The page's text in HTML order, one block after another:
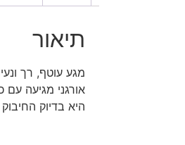
תיאור
מגע עוטף, רך
אורגני מגיעה עם
היא בדיוק